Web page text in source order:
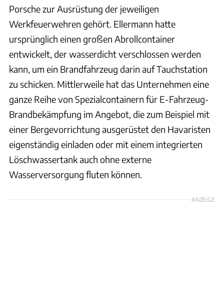
Porsche zur Ausrüstung der jeweiligen
Werkfeuerwehren gehört. Ellermann hatte
ursprünglich einen großen Abrollcontainer
entwickelt, der wasserdicht verschlossen werden
kann, um ein Brandfahrzeug darin auf Tauchstation
zu schicken. Mittlerweile hat das Unternehmen eine
ganze Reihe von Spezialcontainern für E-Fahrzeug-
Brandbekämpfung im Angebot, die zum Beispiel mit
einer Bergevorrichtung ausgerüstet den Havaristen
eigenständig einladen oder mit einem integrierten
Löschwassertank auch ohne externe
Wasserversorgung fluten können.
ANZEIGE